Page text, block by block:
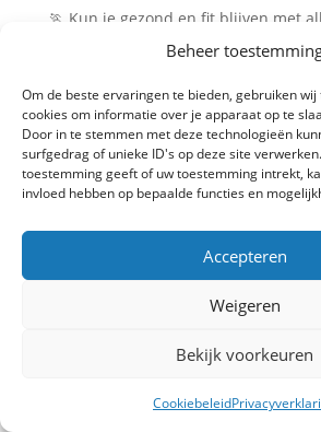
Beheer
Om de beste ervaringen te bieden, gebruiken
cookies om informatie over je apparaat op te
Door in te stemmen met deze technologieën
surfgedrag of unieke ID's op deze site
toestemming geeft of uw toestemming intrekt,
invloed hebben op bepaalde functies en
Accepteren
Weigeren
Bekijk voorkeuren
Cookiebeleid
🏃 Kun je gezond en fit blijven met
weekendtraining? Drukke werkdagen,
en weinig vrije tijd. Voor veel
meerdere keren per week te
steeds meer mensen ervoor om hun
bewaren voor het...
Privacy verklaring-Algemene
Copyright TrainBeter 2025 |
BeatsbySV